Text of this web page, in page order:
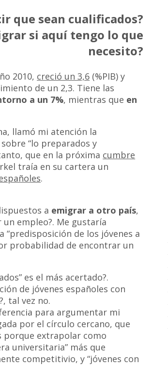
que sean cualificados?
si aquí tengo lo que
necesito?
2010, creció un 3,6 (%PIB) y
de un 2,3. Tiene las
a un 7%, mientras que en
llamó mi atención la
“lo preparados y
que en la próxima cumbre
traía en su cartera un
.
a emigrar a otro país,
empleo?. Me gustaría
de los jóvenes a
probabilidad de encontrar un
es el más acertado?.
de jóvenes españoles con
tal vez no.
para argumentar mi
por el círculo cercano, que
porque extrapolar como
universitaria” más que
competitivio, y “jóvenes con